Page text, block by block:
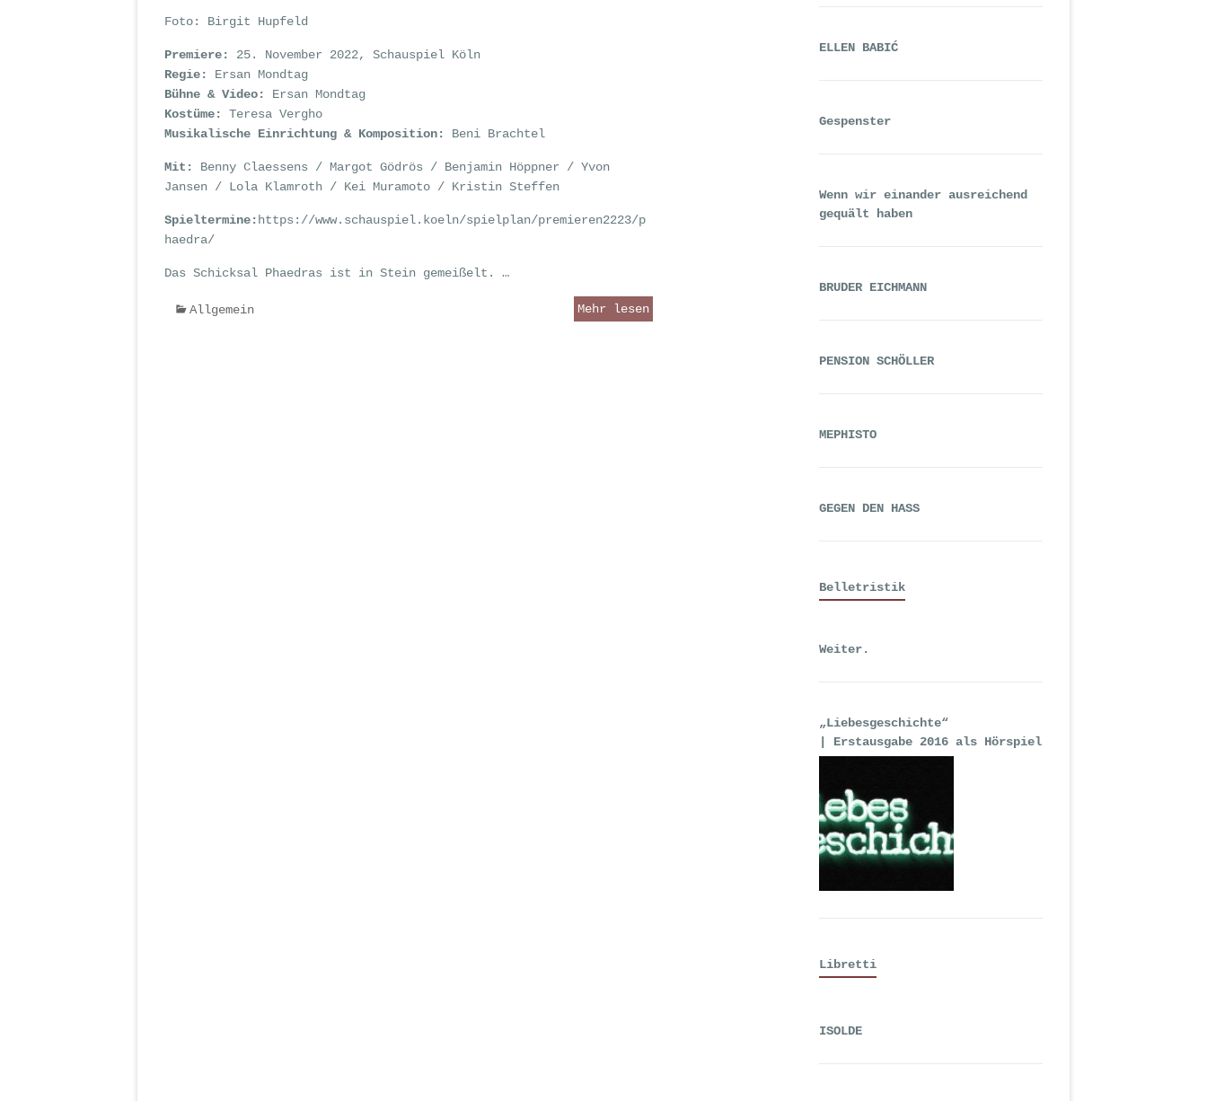
Foto: Birgit Hupfeld
Premiere:
25. November 2022, Schauspiel Köln
Regie:
Ersan Mondtag
Bühne & Video:
Ersan Mondtag
Kostüme: Teresa Vergho
Musikalische Einrichtung & Komposition: Beni Brachtel
Mit: Benny Claessens / Margot Gödrös / Benjamin Höppner / Yvon
Jansen / Lola Klamroth / Kei Muramoto / Kristin Steffen
Spieltermine:https://www.schauspiel.koeln/spielplan/premieren2223/p
haedra/
Das Schicksal Phaedras ist in Stein gemeißelt. …
Allgemein Mehr lesen
ELLEN BABIĆ
Gespenster
Wenn wir einander ausreichend
gequält haben
BRUDER EICHMANN
PENSION SCHÖLLER
MEPHISTO
GEGEN DEN HASS
Belletristik
Weiter.
„Liebesgeschichte“
| Erstausgabe 2016 als Hörspiel
Libretti
ISOLDE